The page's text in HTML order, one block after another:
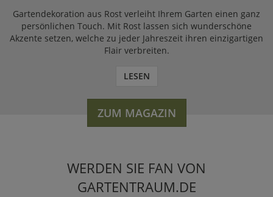
Gartendekoration aus Rost verleiht Ihrem Garten einen ganz
persönlichen Touch. Mit Rost lassen sich wunderschöne
Akzente setzen, welche zu jeder Jahreszeit ihren einzigartigen
Flair verbreiten.
LESEN
ZUM MAGAZIN
WERDEN SIE FAN VON
GARTENTRAUM.DE